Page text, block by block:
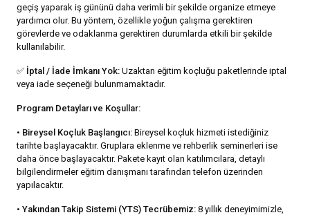
geçiş yaparak iş gününü daha verimli bir şekilde organize etmeye
yardımcı olur. Bu yöntem, özellikle yoğun çalışma gerektiren
görevlerde ve odaklanma gerektiren durumlarda etkili bir şekilde
kullanılabilir.
✅ İptal / İade İmkanı Yok: Uzaktan eğitim koçluğu paketlerinde iptal
veya iade seçeneği bulunmamaktadır.
Program Detayları ve Koşullar:
• Bireysel Koçluk Başlangıcı: Bireysel koçluk hizmeti istediğiniz
tarihte başlayacaktır. Gruplara eklenme ve rehberlik seminerleri ise
daha önce başlayacaktır. Pakete kayıt olan katılımcılara, detaylı
bilgilendirmeler eğitim danışmanı tarafından telefon üzerinden
yapılacaktır.
• Yakından Takip Sistemi (YTS) Tecrübemiz: 8 yıllık deneyimimizle,